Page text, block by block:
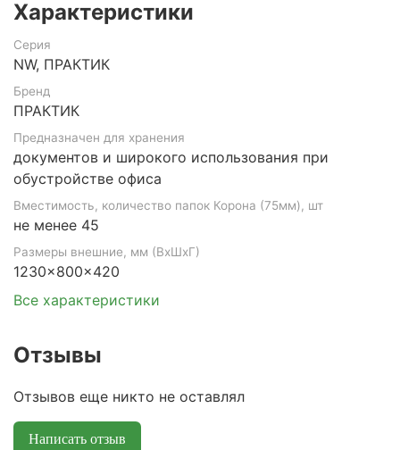
Характеристики
Серия
NW, ПРАКТИК
Бренд
ПРАКТИК
Предназначен для хранения
документов и широкого использования при
обустройстве офиса
Вместимость, количество папок Корона (75мм), шт
не менее 45
Размеры внешние, мм (ВхШхГ)
1230x800x420
Все характеристики
Отзывы
Отзывов еще никто не оставлял
Написать отзыв